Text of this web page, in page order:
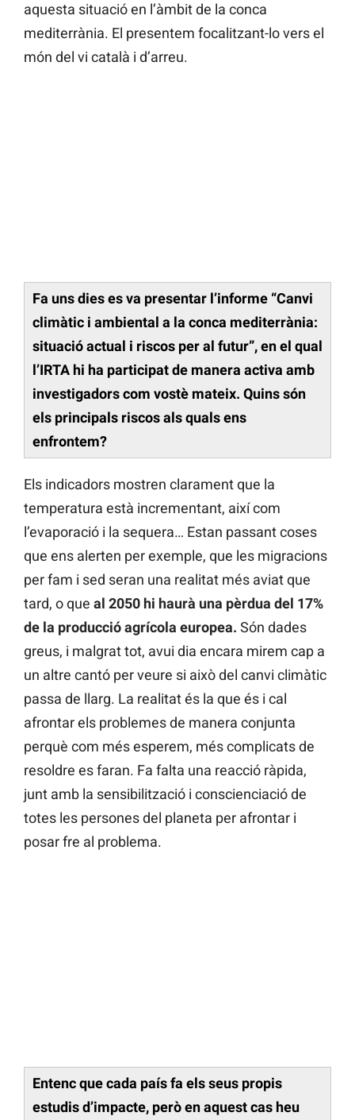
aquesta situació en l’àmbit de la conca
mediterrània. El presentem focalitzant-lo vers el
món del vi català i d’arreu.
Fa uns dies es va presentar l’informe “Canvi
climàtic i ambiental a la conca mediterrània:
situació actual i riscos per al futur”, en el qual
l’IRTA hi ha participat de manera activa amb
investigadors com vostè mateix. Quins són
els principals riscos als quals ens
enfrontem?
Els indicadors mostren clarament que la
temperatura està incrementant, així com
l’evaporació i la sequera… Estan passant coses
que ens alerten per exemple, que les migracions
per fam i sed seran una realitat més aviat que
tard, o que al 2050 hi haurà una pèrdua del 17%
de la producció agrícola europea. Són dades
greus, i malgrat tot, avui dia encara mirem cap a
un altre cantó per veure si això del canvi climàtic
passa de llarg. La realitat és la que és i cal
afrontar els problemes de manera conjunta
perquè com més esperem, més complicats de
resoldre es faran. Fa falta una reacció ràpida,
junt amb la sensibilització i conscienciació de
totes les persones del planeta per afrontar i
posar fre al problema.
Entenc que cada país fa els seus propis
estudis d’impacte, però en aquest cas heu